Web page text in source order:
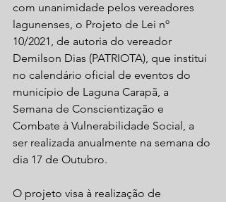
com unanimidade pelos vereadores
lagunenses, o Projeto de Lei nº
10/2021, de autoria do vereador
Demilson Dias (PATRIOTA), que institui
no calendário oficial de eventos do
município de Laguna Carapã, a
Semana de Conscientização e
Combate à Vulnerabilidade Social, a
ser realizada anualmente na semana do
dia 17 de Outubro.
O projeto visa à realização de